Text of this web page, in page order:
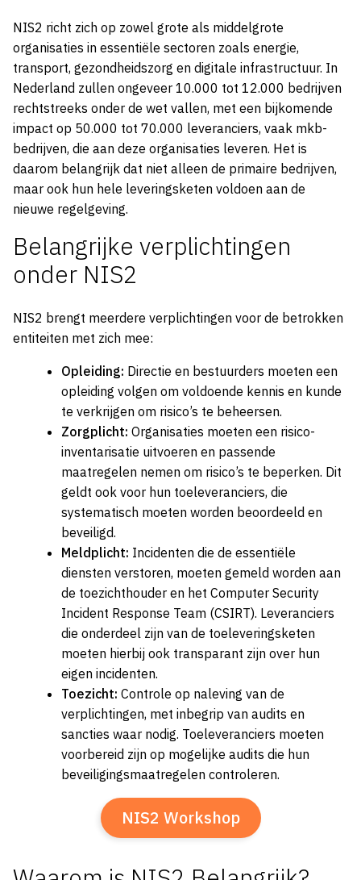
NIS2 richt zich op zowel grote als middelgrote
organisaties in essentiële sectoren zoals energie,
transport, gezondheidszorg en digitale infrastructuur. In
Nederland zullen ongeveer 10.000 tot 12.000 bedrijven
rechtstreeks onder de wet vallen, met een bijkomende
impact op 50.000 tot 70.000 leveranciers, vaak mkb-
bedrijven, die aan deze organisaties leveren. Het is
daarom belangrijk dat niet alleen de primaire bedrijven,
maar ook hun hele leveringsketen voldoen aan de
nieuwe regelgeving.
Belangrijke verplichtingen
onder NIS2
NIS2 brengt meerdere verplichtingen voor de betrokken
entiteiten met zich mee:
Opleiding: Directie en bestuurders moeten een
opleiding volgen om voldoende kennis en kunde
te verkrijgen om risico’s te beheersen.
Zorgplicht: Organisaties moeten een risico-
inventarisatie uitvoeren en passende
maatregelen nemen om risico’s te beperken. Dit
geldt ook voor hun toeleveranciers, die
systematisch moeten worden beoordeeld en
beveiligd.
Meldplicht: Incidenten die de essentiële
diensten verstoren, moeten gemeld worden aan
de toezichthouder en het Computer Security
Incident Response Team (CSIRT). Leveranciers
die onderdeel zijn van de toeleveringsketen
moeten hierbij ook transparant zijn over hun
eigen incidenten.
Toezicht: Controle op naleving van de
verplichtingen, met inbegrip van audits en
sancties waar nodig. Toeleveranciers moeten
voorbereid zijn op mogelijke audits die hun
beveiligingsmaatregelen controleren.
NIS2 Workshop